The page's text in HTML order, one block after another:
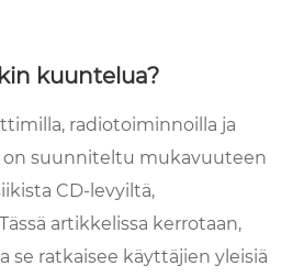
kuuntelua?
radiotoiminnoilla ja
on suunniteltu mukavuuteen
CD-levyiltä,
artikkelissa kerrotaan,
ratkaisee käyttäjien yleisiä